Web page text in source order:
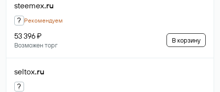
steemex.ru
? Рекомендуем
53 396 ₽
Возможен торг
В корзину
seltox.ru
?